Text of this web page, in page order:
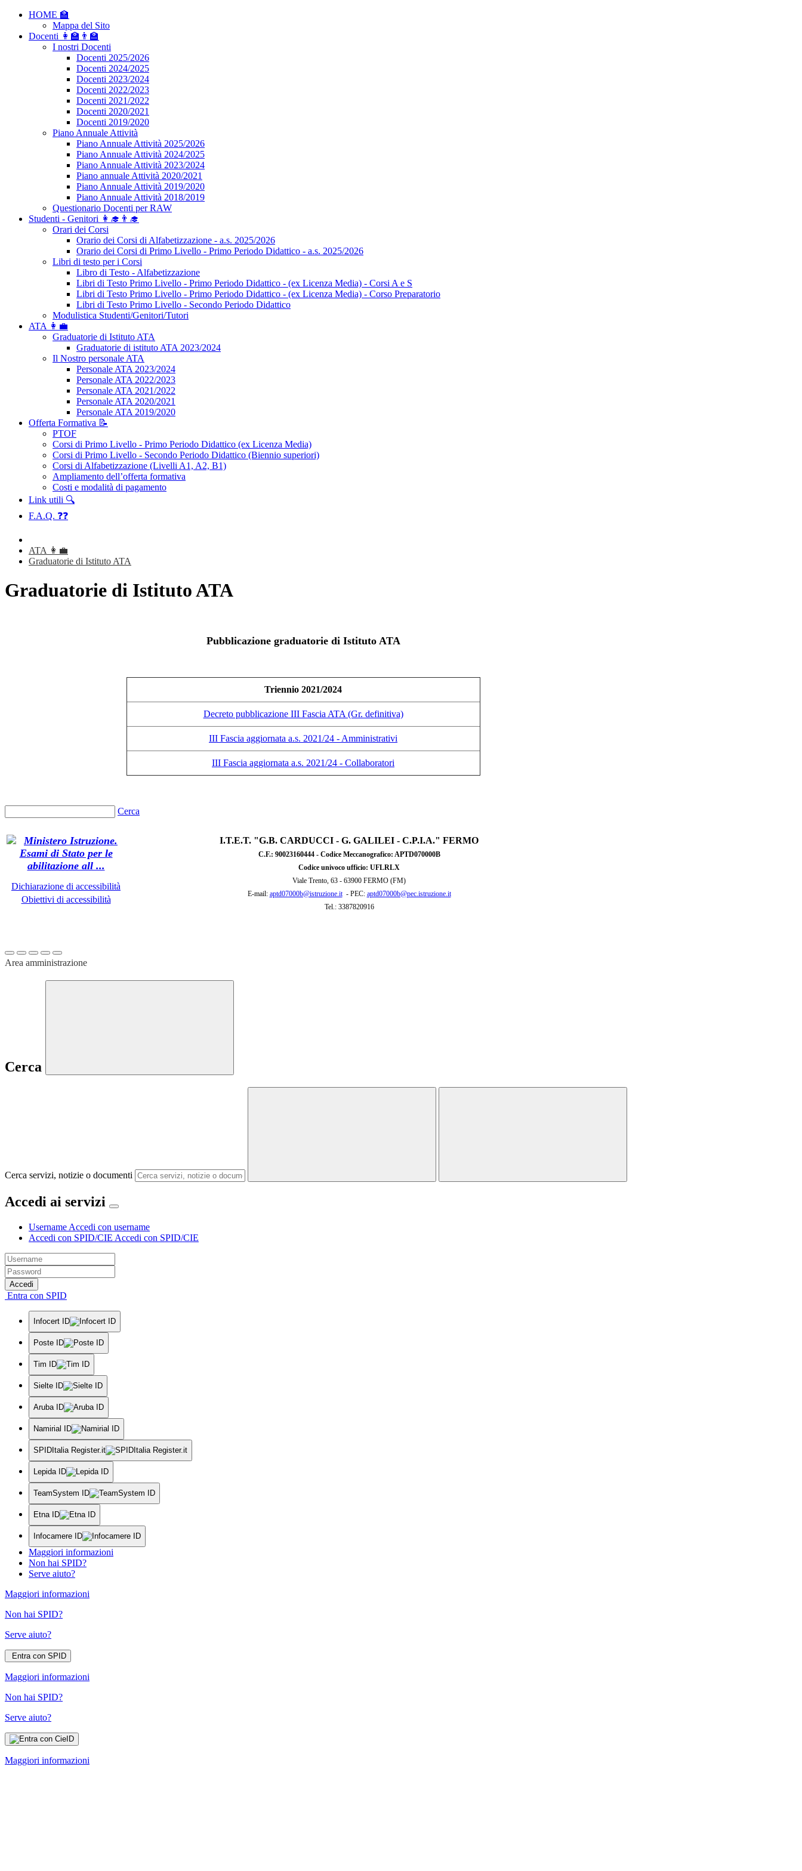
HOME 🏫
Mappa del Sito
Docenti 👩‍🏫👨‍🏫
I nostri Docenti
Docenti 2025/2026
Docenti 2024/2025
Docenti 2023/2024
Docenti 2022/2023
Docenti 2021/2022
Docenti 2020/2021
Docenti 2019/2020
Piano Annuale Attività
Piano Annuale Attività 2025/2026
Piano Annuale Attività 2024/2025
Piano Annuale Attività 2023/2024
Piano annuale Attività 2020/2021
Piano Annuale Attività 2019/2020
Piano Annuale Attività 2018/2019
Questionario Docenti per RAW
Studenti - Genitori 👩‍🎓👨‍🎓
Orari dei Corsi
Orario dei Corsi di Alfabetizzazione - a.s. 2025/2026
Orario dei Corsi di Primo Livello - Primo Periodo Didattico - a.s. 2025/2026
Libri di testo per i Corsi
Libro di Testo - Alfabetizzazione
Libri di Testo Primo Livello - Primo Periodo Didattico - (ex Licenza Media) - Corsi A e S
Libri di Testo Primo Livello - Primo Periodo Didattico - (ex Licenza Media) - Corso Preparatorio
Libri di Testo Primo Livello - Secondo Periodo Didattico
Modulistica Studenti/Genitori/Tutori
ATA 👩‍💼
Graduatorie di Istituto ATA
Graduatorie di istituto ATA 2023/2024
Il Nostro personale ATA
Personale ATA 2023/2024
Personale ATA 2022/2023
Personale ATA 2021/2022
Personale ATA 2020/2021
Personale ATA 2019/2020
Offerta Formativa 📝
PTOF
Corsi di Primo Livello - Primo Periodo Didattico (ex Licenza Media)
Corsi di Primo Livello - Secondo Periodo Didattico (Biennio superiori)
Corsi di Alfabetizzazione (Livelli A1, A2, B1)
Ampliamento dell’offerta formativa
Costi e modalità di pagamento
Link utili 🔍
F.A.Q. ❓❓
ATA 👩‍💼
Graduatorie di Istituto ATA
Graduatorie di Istituto ATA
Pubblicazione graduatorie di Istituto ATA
Triennio 2021/2024
Decreto pubblicazione III Fascia ATA (Gr. definitiva)
III Fascia aggiornata a.s. 2021/24 - Amministrativi
III Fascia aggiornata a.s. 2021/24 - Collaboratori
Cerca
Dichiarazione di accessibilità
Obiettivi di accessibilità
I.T.E.T. "G.B. CARDUCCI - G. GALILEI - C.P.I.A." FERMO
C.F.: 90023160444- Codice Meccanografico: APTD070000B
Codice univoco ufficio: UFLRLX
Viale Trento, 63 - 63900 FERMO (FM)
E-mail: aptd07000b@istruzione.it- PEC: aptd07000b@pec.istruzione.it
Tel.: 3387820916
Area amministrazione
Cerca
Cerca servizi, notizie o documenti
Accedi ai servizi
Username Accedi con username
Accedi con SPID/CIE Accedi con SPID/CIE
Accedi
Entra con SPID
Infocert ID
Poste ID
Tim ID
Sielte ID
Aruba ID
Namirial ID
SPIDItalia Register.it
Lepida ID
TeamSystem ID
Etna ID
Infocamere ID
Maggiori informazioni
Non hai SPID?
Serve aiuto?
Maggiori informazioni
Non hai SPID?
Serve aiuto?
Entra con SPID
Maggiori informazioni
Non hai SPID?
Serve aiuto?
Maggiori informazioni